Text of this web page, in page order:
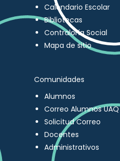
Calendario Escolar
Bibliotecas
Contraloría Social
Mapa de sitio
Comunidades
Alumnos
Correo Alumnos UAQ
Solicitud Correo
Docentes
Administrativos